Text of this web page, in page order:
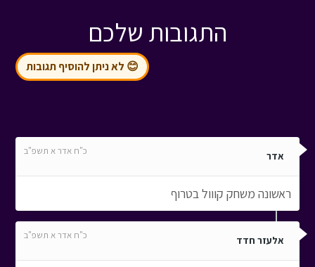
התגובות שלכם
😊 לא ניתן להוסיף תגובות
אדר כ"ח אדר א תשפ"ב
ראשונה משחק קווול בטרוף
אלעזר חדד כ"ח אדר א תשפ"ב